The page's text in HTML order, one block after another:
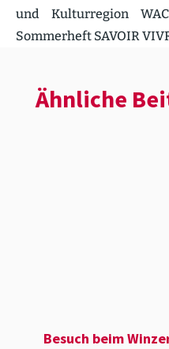
und Kultur­region
Sommerheft SAVOIR
Ähnliche
Besuch beim